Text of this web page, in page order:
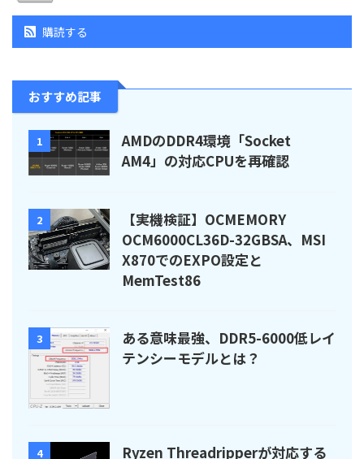
購読する
おすすめ記事
1
AMDのDDR4環境「Socket
AM4」の対応CPUを再確認
2
【実機検証】OCMEMORY
OCM6000CL36D-32GBSA、MSI
X870でのEXPO設定と
MemTest86
3
ある意味最強、DDR5-6000低レイ
テンシーモデルとは？
4 Ryzen Threadripperが対応する